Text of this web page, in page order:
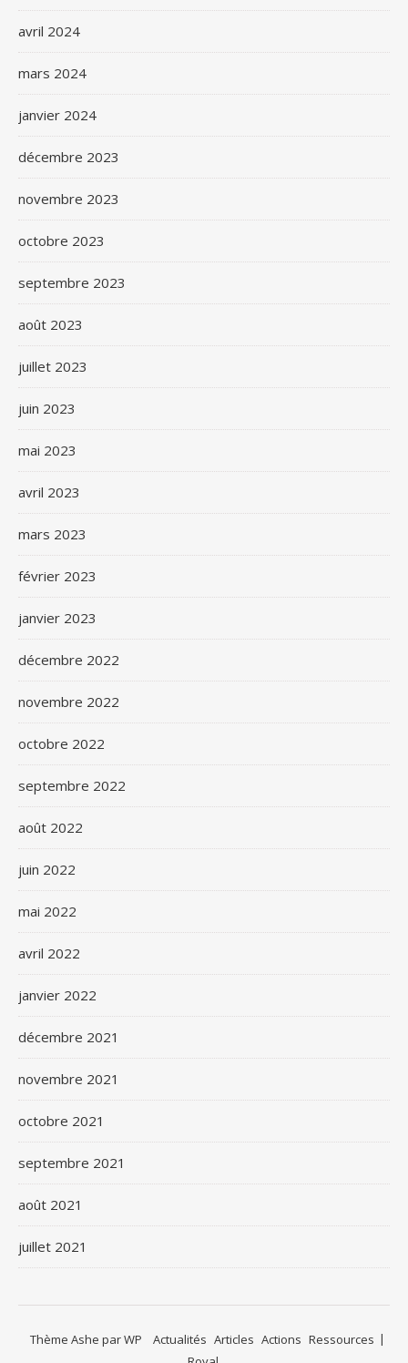
avril 2024
mars 2024
janvier 2024
décembre 2023
novembre 2023
octobre 2023
septembre 2023
août 2023
juillet 2023
juin 2023
mai 2023
avril 2023
mars 2023
février 2023
janvier 2023
décembre 2022
novembre 2022
octobre 2022
septembre 2022
août 2022
juin 2022
mai 2022
avril 2022
janvier 2022
décembre 2021
novembre 2021
octobre 2021
septembre 2021
août 2021
juillet 2021
Actualités Articles Actions Ressources
Thème Ashe parWP